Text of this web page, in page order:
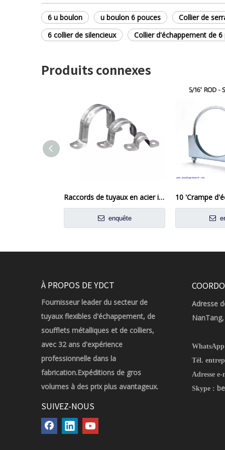
6 u boulon u boulon 6 pouces
Collier de
6 collier de silencieux
Collier d'échappement de 6
Produits connexes
Raccords de tuyaux en acier inoxydable Cerceau de tube de tuyau de forme U
enquête
À PROPOS DE YDCT
Fournisseur leader du secteur de
tuyaux flexibles d'échappement, de
soufflets métalliques et de colliers,
avec 32 ans d'expérience
professionnelle dans la
fabrication.Expéditions de gros
volumes à des prix plus avantageux.
SUIVEZ-NOUS
Adresse
Tél.
Adresse
Skype :